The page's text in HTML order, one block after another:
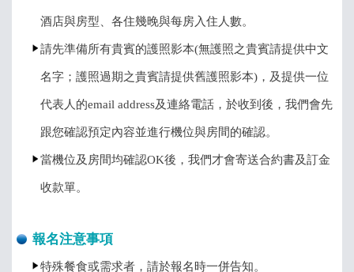
酒店與房型、各住幾晚與每房入住人數。
請先準備所有貴賓的護照影本(無護照之貴賓請提供中文
名字；護照過期之貴賓請提供舊護照影本)，及提供一位
代表人的email address及連絡電話，於收到後，我們會先
跟您確認預定內容並進行機位與房間的確認。
當機位及房間均確認OK後，我們才會寄送合約書及訂金
收款單。
報名注意事項
特殊餐食或需求者，請於報名時一併告知。